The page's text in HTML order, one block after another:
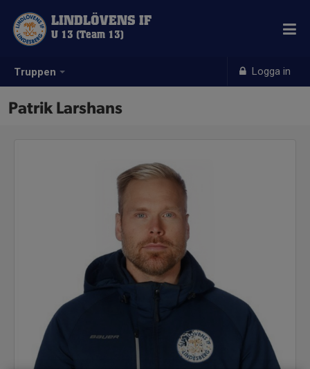
Truppen Logga in
LINDLÖVENS IF
U 13 (Team 13)
Patrik Larshans